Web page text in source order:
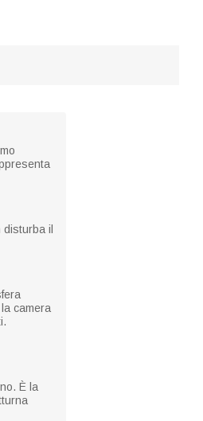
disturba il
camera
È la